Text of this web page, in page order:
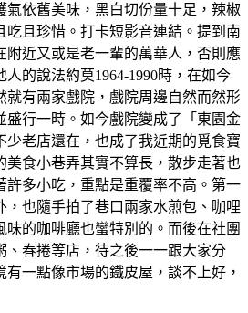
氣依舊美味，黑白切份量十足，辣椒
吃且珍惜。打卡短影音連結。提到南
附近又或是老一輩的萬華人，否則應
的說法約莫1964-1990時，在如今
就有兩家戲院，戲院周邊自然而然形
盛行一時。如今戲院變成了「東園金
少老店還在，也成了我近期的覓食寶
美食小巷弄其實不算長，散步走著也
許多小吃，重點是重覆率不高。第一
，也隨手拍了巷口兩家水煎包、咖哩
味的咖啡廳也蠻特別的。而後在社團
、春捲等店，待之後一一跟大家分
一點像市場的鐵皮屋，談不上好，